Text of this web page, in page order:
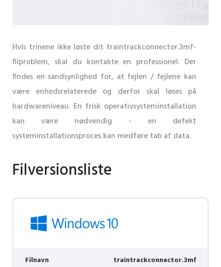
Hvis trinene ikke løste dit traintrackconnector.3mf-
filproblem, skal du kontakte en professionel. Der
findes en sandsynlighed for, at fejlen / fejlene kan
være enhedsrelaterede og derfor skal løses på
hardwareniveau. En frisk operativsysteminstallation
kan være nødvendig - en defekt
systeminstallationsproces kan medføre tab af data.
Filversionsliste
Filnavn traintrackconnector.3mf